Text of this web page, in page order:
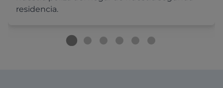
residencia.